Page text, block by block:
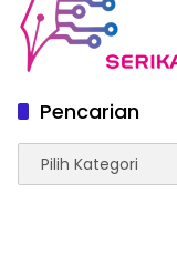
Pencarian
Pencarian